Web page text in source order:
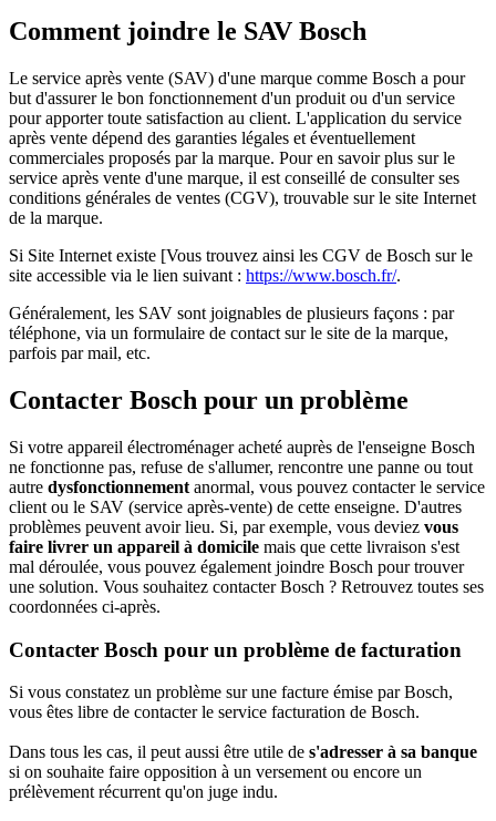
Comment joindre le SAV Bosch
Le service après vente (SAV) d'une marque comme Bosch a pour
but d'assurer le bon fonctionnement d'un produit ou d'un service
pour apporter toute satisfaction au client. L'application du service
après vente dépend des garanties légales et éventuellement
commerciales proposés par la marque. Pour en savoir plus sur le
service après vente d'une marque, il est conseillé de consulter ses
conditions générales de ventes (CGV), trouvable sur le site Internet
de la marque.
Si Site Internet existe [Vous trouvez ainsi les CGV de Bosch sur le
site accessible via le lien suivant : https://www.bosch.fr/.
Généralement, les SAV sont joignables de plusieurs façons : par
téléphone, via un formulaire de contact sur le site de la marque,
parfois par mail, etc.
Contacter Bosch pour un problème
Si votre appareil électroménager acheté auprès de l'enseigne Bosch
ne fonctionne pas, refuse de s'allumer, rencontre une panne ou tout
autre dysfonctionnement anormal, vous pouvez contacter le service
client ou le SAV (service après-vente) de cette enseigne. D'autres
problèmes peuvent avoir lieu. Si, par exemple, vous deviez vous
faire livrer un appareil à domicile mais que cette livraison s'est
mal déroulée, vous pouvez également joindre Bosch pour trouver
une solution. Vous souhaitez contacter Bosch ? Retrouvez toutes ses
coordonnées ci-après.
Contacter Bosch pour un problème de facturation
Si vous constatez un problème sur une facture émise par Bosch,
vous êtes libre de contacter le service facturation de Bosch.
Dans tous les cas, il peut aussi être utile de s'adresser à sa banque
si on souhaite faire opposition à un versement ou encore un
prélèvement récurrent qu'on juge indu.